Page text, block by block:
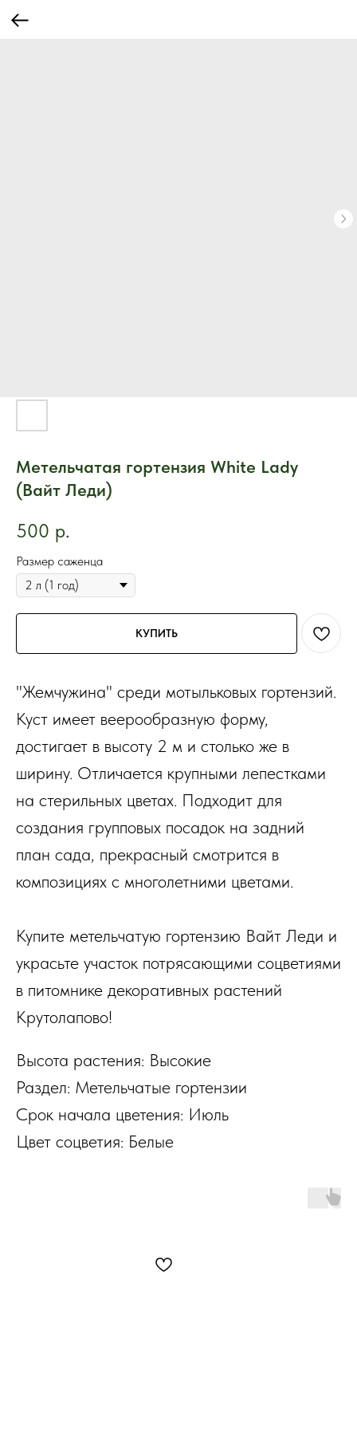
Метельчатая гортензия White Lady
(Вайт Леди)
500 р.
Размер саженца
КУПИТЬ
"Жемчужина" среди мотыльковых гортензий.
Куст имеет веерообразную форму,
достигает в высоту 2 м и столько же в
ширину. Отличается крупными лепестками
на стерильных цветах. Подходит для
создания групповых посадок на задний
план сада, прекрасный смотрится в
композициях с многолетними цветами.
Купите метельчатую гортензию Вайт Леди и
украсьте участок потрясающими соцветиями
в питомнике декоративных растений
Крутолапово!
Высота растения: Высокие
Раздел: Метельчатые гортензии
Срок начала цветения: Июль
Цвет соцветия: Белые